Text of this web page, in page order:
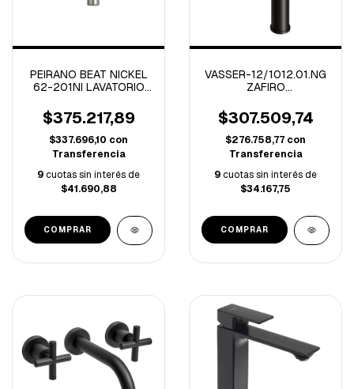
PEIRANO BEAT NICKEL
62-201NI LAVATORIO
CERAMICO (A)
$375.217,89
$337.696,10 con
Transferencia
9cuotas sin interés de
$41.690,88
VASSER-12/1012.01.NG
ZAFIRO
P/LAVATORIO ALTO
NEGRO
$307.509,74
$276.758,77 con
Transferencia
9cuotas sin interés de
$34.167,75